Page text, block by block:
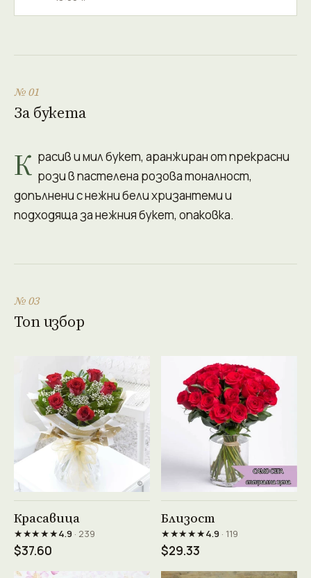
№ 01
За букета
К расив и мил букет, аранжиран от прекрасни
рози в пастелена розова тоналност,
допълнени с нежни бели хризантеми и
подходяща за нежния букет, опаковка.
№ 03
Топ избор
Красавица
★★★★★4.9· 239
$37.60
Близост
★★★★★4.9· 119
$29.33